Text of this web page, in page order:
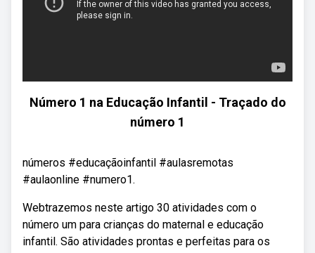
Número 1 na Educação Infantil - Traçado do
número 1
números #educaçãoinfantil #aulasremotas
#aulaonline #numero1.
Webtrazemos neste artigo 30 atividades com o
número um para crianças do maternal e educação
infantil. São atividades prontas e perfeitas para os